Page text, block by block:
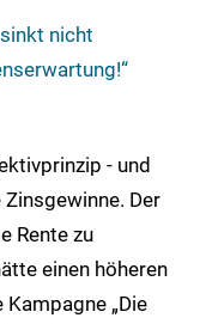
nicht
- und
Der
Rente zu
einen höheren
„Die